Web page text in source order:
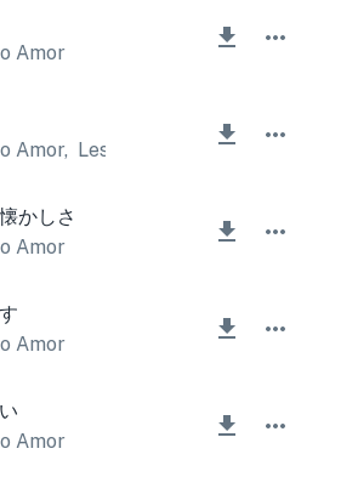
Amor
Amor, Lesfm
かしさ
Amor
Amor
Amor